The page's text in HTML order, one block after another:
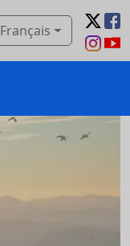
Français